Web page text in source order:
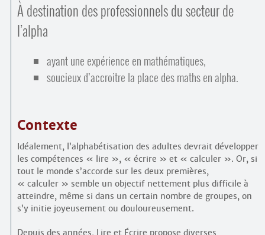
À destination des professionnels du secteur de
l’alpha
ayant une expérience en mathématiques,
soucieux d’accroitre la place des maths en alpha.
Contexte
Idéalement, l’alphabétisation des adultes devrait développer
les compétences « lire », « écrire » et « calculer ». Or, si
tout le monde s’accorde sur les deux premières,
« calculer » semble un objectif nettement plus difficile à
atteindre, même si dans un certain nombre de groupes, on
s’y initie joyeusement ou douloureusement.
Depuis des années, Lire et Écrire propose diverses